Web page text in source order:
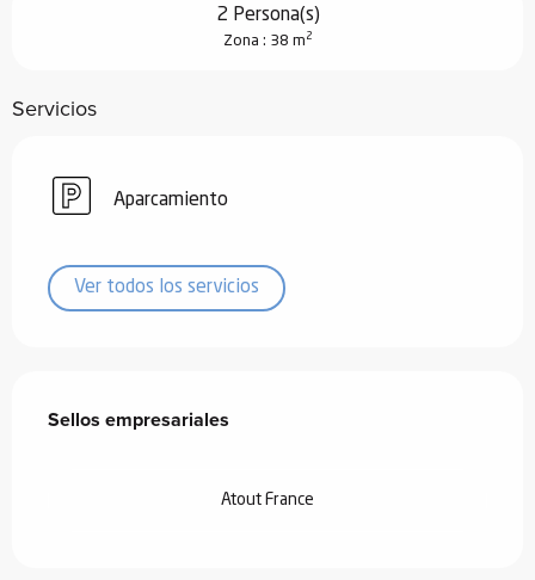
2 Persona(s)
Zona : 38 m 2
Servicios
Aparcamiento
Ver todos los servicios
Sellos empresariales
Sellos empresariales
Atout France